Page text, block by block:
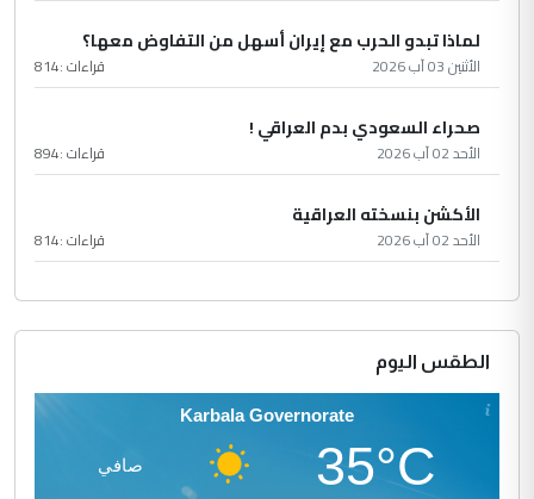
لماذا تبدو الحرب مع إيران أسهل من التفاوض معها؟
الأثنين 03 آب 2026 قراءات :814
صحراء السعودي بدم العراقي !
الأحد 02 آب 2026 قراءات :894
الأكشن بنسخته العراقية
الأحد 02 آب 2026 قراءات :814
الطقس اليوم
Karbala Governorate
35°C صافي